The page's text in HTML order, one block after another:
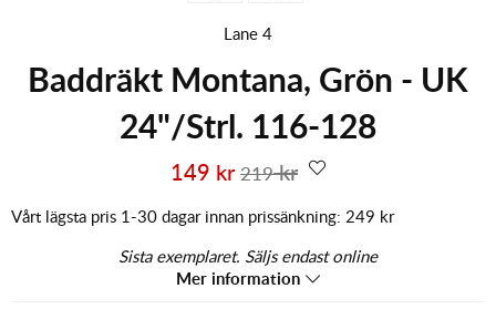
Lane 4
Baddräkt Montana, Grön - UK
24"/Strl. 116-128
219kr
149 kr
Vårt lägsta pris 1-30 dagar innan prissänkning: 249 kr
Sista exemplaret. Säljs endast online
Mer information